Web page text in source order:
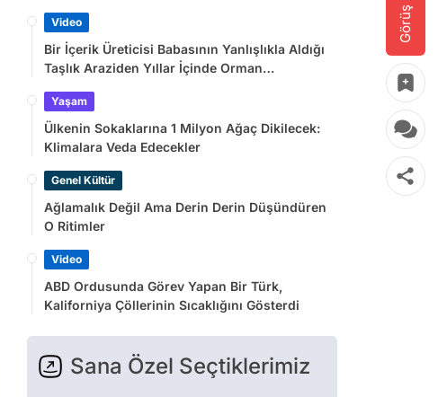
Video
Bir İçerik Üreticisi Babasının Yanlışlıkla Aldığı
Taşlık Araziden Yıllar İçinde Orman
Yaşam
Ülkenin Sokaklarına 1 Milyon Ağaç Dikilecek:
Klimalara Veda Edecekler
Genel Kültür
Ağlamalık Değil Ama Derin Derin Düşündüren
O Ritimler
Video
ABD Ordusunda Görev Yapan Bir Türk,
Kaliforniya Çöllerinin Sıcaklığını Gösterdi
Sana Özel Seçtiklerimiz